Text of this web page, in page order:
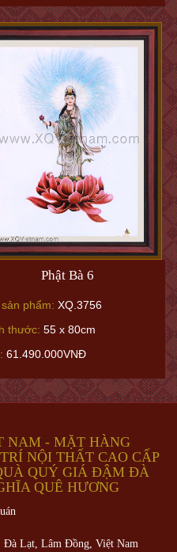
Phật Bà 6
phẩm: XQ.3756
thước: 55 x 80cm
61.490.000VNĐ
NAM - MẶT HÀNG
NỘI THẤT CAO CẤP
QUÝ GIÁ ĐẬM ĐÀ
QUÊ HƯƠNG
Đà Lạt, Lâm Đồng, Việt Nam